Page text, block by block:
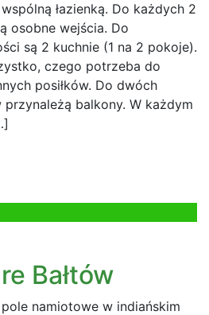
łazienką. Do każdych 2
osobne wejścia. Do
są 2 kuchnie (1 na 2 pokoje).
czego potrzeba do
posiłków. Do dwóch
balkony. W każdym
Bałtów
namiotowe w indiańskim